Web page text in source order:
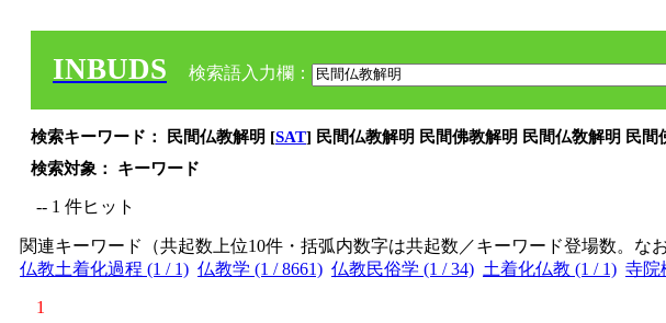
INBUDS 検索語入力欄：
検索キーワード： 民間仏教解明 [SAT] 民間仏教解明 民間佛教解明 民間仏敎解明 民間
検索対象： キーワード
-- 1 件ヒット
関連キーワード（共起数上位10件・括弧内数字は共起数／キーワード登場数。な
仏教土着化過程 (1 / 1) 仏教学 (1 / 8661) 仏教民俗学 (1 / 34) 土着化仏教 (1 / 1) 寺院
1